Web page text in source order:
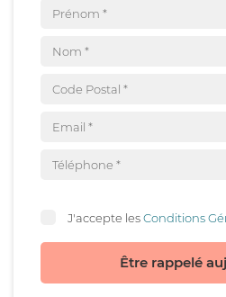
J'accepte lesConditions
Être rappelé